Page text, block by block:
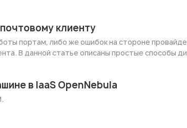
клиенту
портам, либо же ошибок на стороне
В данной статье описаны простые способы
в IaaS OpenNebula